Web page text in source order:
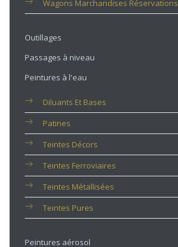
Wagons Marchandises Réservations
Outillages
Passages à niveau
Peintures à l'eau
Diluants Et Bases
Patines
Teintes Décors
Teintes Ferroviaires
Teintes Métallisées
Teintes Pures
Peintures aérosol